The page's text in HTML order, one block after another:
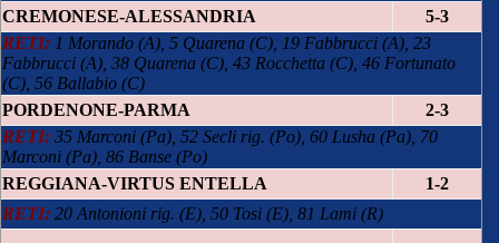
CREMONESE-ALESSANDRIA
5-3
RETI: 1 Morando (A), 5 Quarena (C), 19 Fabbrucci (A), 23
Fabbrucci (A), 38 Quarena (C), 43 Rocchetta (C), 46 Fortunato
(C), 56 Ballabio (C)
PORDENONE-PARMA
2-3
RETI: 35 Marconi (Pa), 52 Secli rig. (Po), 60 Lusha (Pa), 70
Marconi (Pa), 86 Banse (Po)
REGGIANA-VIRTUS ENTELLA
1-2
RETI: 20 Antonioni rig. (E), 50 Tosi (E), 81 Lami (R)